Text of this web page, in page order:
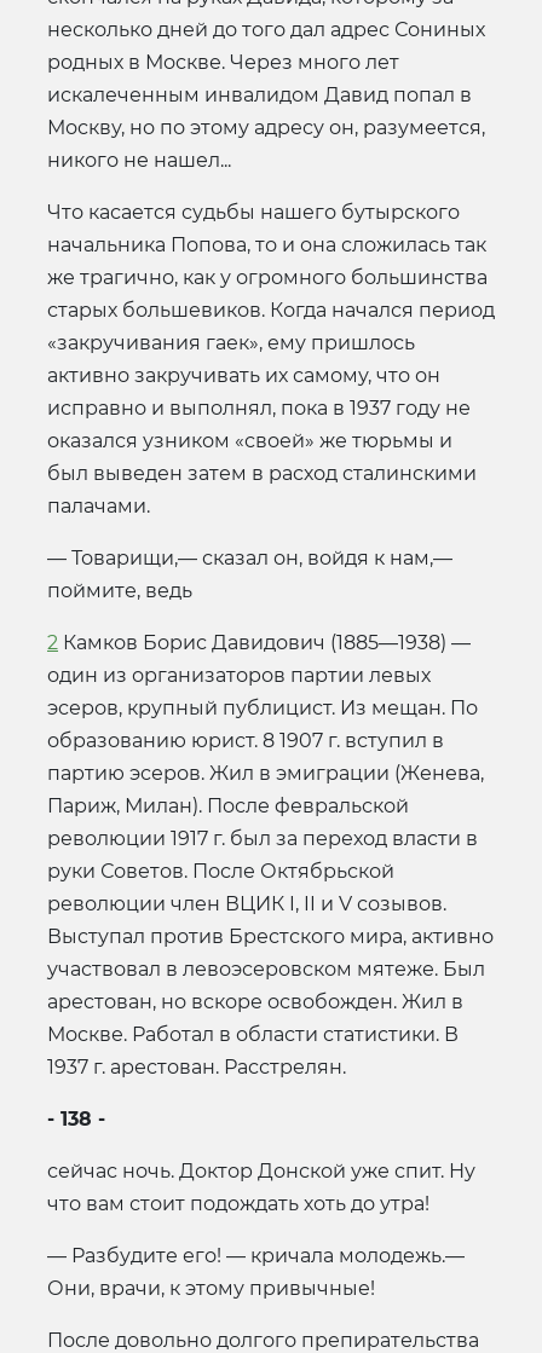
несколько дней до того дал адрес Сониных
родных в Москве. Через много лет
искалеченным инвалидом Давид попал в
Москву, но по этому адресу он, разумеется,
никого не нашел...
Что касается судьбы нашего бутырского
начальника Попова, то и она сложилась так
же трагично, как у огромного большинства
старых большевиков. Когда начался период
«закручивания гаек», ему пришлось
активно закручивать их самому, что он
исправно и выполнял, пока в 1937 году не
оказался узником «своей» же тюрьмы и
был выведен затем в расход сталинскими
палачами.
— Товарищи,— сказал он, войдя к нам,—
поймите, ведь
2 Камков Борис Давидович (1885—1938) —
один из организаторов партии левых
эсеров, крупный публицист. Из мещан. По
образованию юрист. 8 1907 г. вступил в
партию эсеров. Жил в эмиграции (Женева,
Париж, Милан). После февральской
революции 1917 г. был за переход власти в
руки Советов. После Октябрьской
революции член ВЦИК I, II и V созывов.
Выступал против Брестского мира, активно
участвовал в левоэсеровском мятеже. Был
арестован, но вскоре освобожден. Жил в
Москве. Работал в области статистики. В
1937 г. арестован. Расстрелян.
- 138 -
сейчас ночь. Доктор Донской уже спит. Ну
что вам стоит подождать хоть до утра!
— Разбудите его! — кричала молодежь.—
Они, врачи, к этому привычные!
После довольно долгого препирательства